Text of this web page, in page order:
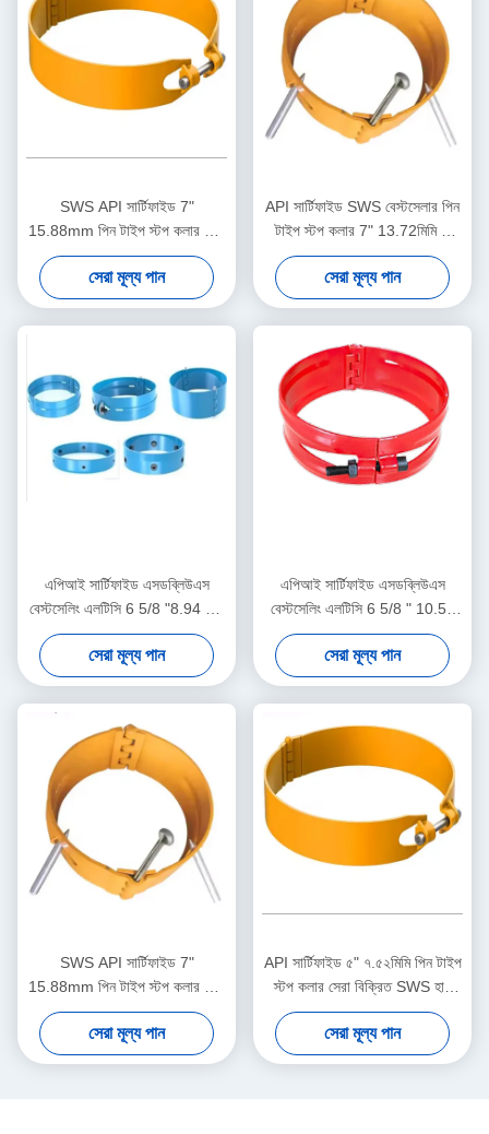
SWS API সার্টিফাইড 7"
15.88mm পিন টাইপ স্টপ কলার তেল
ও গ্যাস কেসিং সেন্ট্রালাইজার
অ্যাপ্লিকেশনের জন্য 1 বছরের ওয়ারেন্টি
সেরা মূল্য পান
API সার্টিফাইড SWS বেস্টসেলার পিন
টাইপ স্টপ কলার 7" 13.72মিমি 1
বছরের ওয়ারেন্টি তেল ও গ্যাস কেসিং
সেন্ট্রালাইজার টুল
সেরা মূল্য পান
এপিআই সার্টিফাইড এসডব্লিউএস
বেস্টসেলিং এলটিসি 6 5/8 "8.94 মিমি
পিন টাইপ স্টপ কলার তেল ও গ্যাস
কেসিং সেন্ট্রালাইজার সরঞ্জাম
সেরা মূল্য পান
এপিআই সার্টিফাইড এসডব্লিউএস
বেস্টসেলিং এলটিসি 6 5/8 " 10.59
মিমি পিন টাইপ স্টপ কলার তেল ও গ্যাস
কেসিং সেন্ট্রালাইজার টুল
সেরা মূল্য পান
SWS API সার্টিফাইড 7"
15.88mm পিন টাইপ স্টপ কলার তেল
ও গ্যাস কেসিং সেন্ট্রালাইজার
অ্যাপ্লিকেশনের জন্য 1 বছরের ওয়ারেন্টি
সেরা মূল্য পান
API সার্টিফাইড ৫" ৭.৫২মিমি পিন টাইপ
স্টপ কলার সেরা বিক্রিত SWS হাই
কার্বন স্টিল মুভমেন্ট লিমিটার কেসিং
সেন্ট্রালাইজারদের জন্য
সেরা মূল্য পান